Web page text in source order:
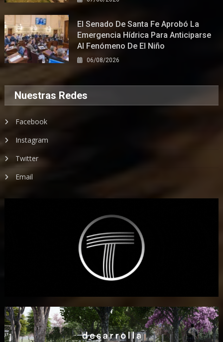
El Senado De Santa Fe Aprobó La
Emergencia Hídrica Para Anticiparse
Al Fenómeno De El Niño
06/08/2026
Nuestras Redes
Facebook
Instagram
Twitter
Email